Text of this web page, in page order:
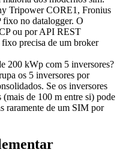
Tripower CORE1, Fronius
no datalogger. O
ou por API REST
precisa de um broker
200 kWp com 5 inversores?
os 5 inversores por
Se os inversores
de 100 m entre si) pode
raramente de um SIM por